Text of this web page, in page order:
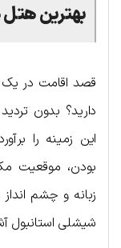
بهترین
قصد اقامت در یک
دارید؟ بدون
این زمینه را
بودن، موقعیت
زبانه و چشم
شیشلی استانبول